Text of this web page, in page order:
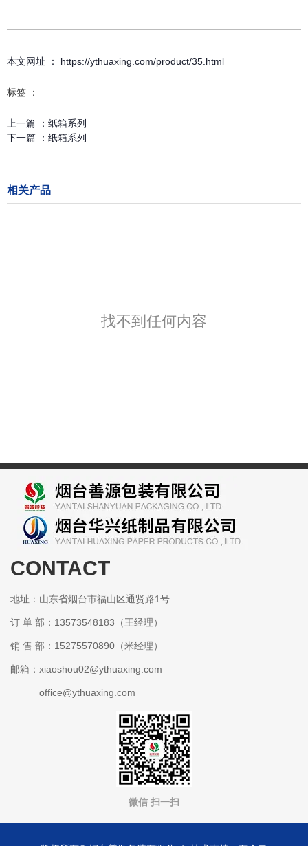
本文网址 ： https://ythuaxing.com/product/35.html
标签 ：
上一篇 ： 纸箱系列
下一篇 ： 纸箱系列
相关产品
找不到任何内容
某某包装有限公司
CONTACT
地址：山东省烟台市福山区通贤路1号
订 单 部：13573548183（王经理）
销 售 部：15275570890（米经理）
邮箱：xiaoshou02@ythuaxing.com
office@ythuaxing.com
微信 扫一扫